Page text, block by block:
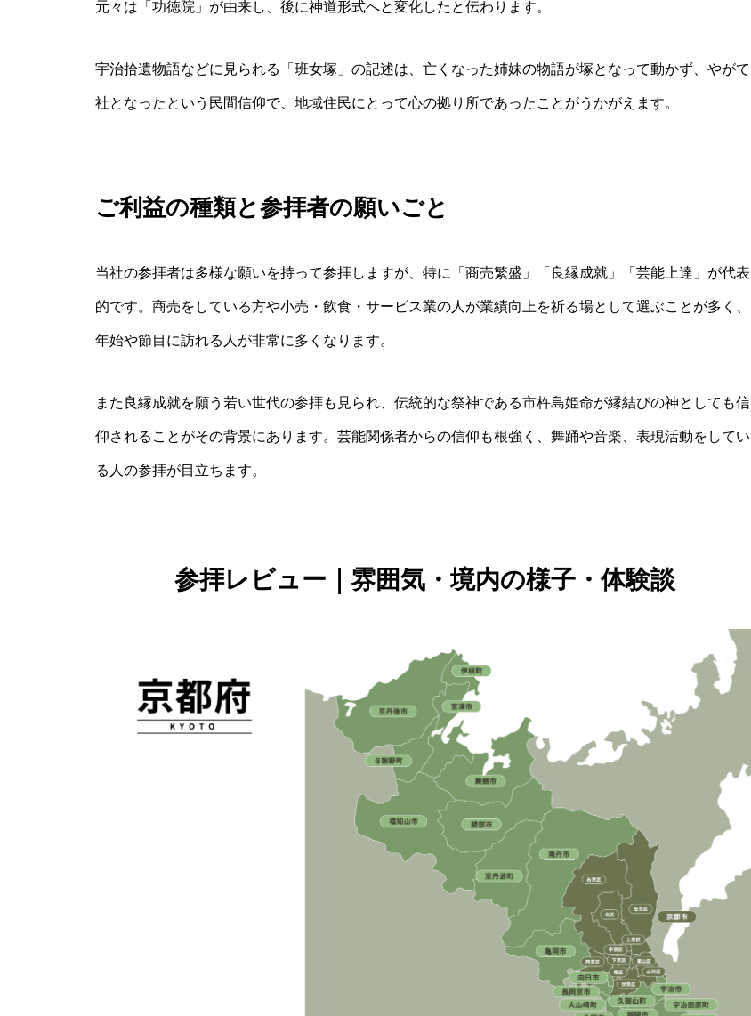
元々は「功徳院」が由来し、後に神道形式へと変化したと伝わります。
宇治拾遺物語などに見られる「班女塚」の記述は、亡くなった姉妹の物語が塚となって動かず、やがて
社となったという民間信仰で、地域住民にとって心の拠り所であったことがうかがえます。
ご利益の種類と参拝者の願いごと
当社の参拝者は多様な願いを持って参拝しますが、特に「商売繁盛」「良縁成就」「芸能上達」が代表
的です。商売をしている方や小売・飲食・サービス業の人が業績向上を祈る場として選ぶことが多く、
年始や節目に訪れる人が非常に多くなります。
また良縁成就を願う若い世代の参拝も見られ、伝統的な祭神である市杵島姫命が縁結びの神としても信
仰されることがその背景にあります。芸能関係者からの信仰も根強く、舞踊や音楽、表現活動をしてい
る人の参拝が目立ちます。
参拝レビュー｜雰囲気・境内の様子・体験談